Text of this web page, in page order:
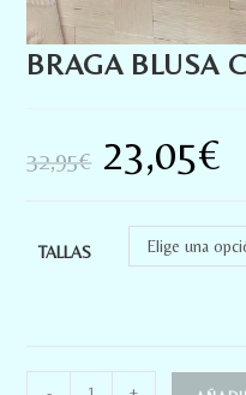
BRAGA BLUSA
32,95€ 23,05€
TALLAS Elige una